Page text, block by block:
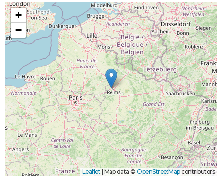
+
−
Leaflet Map data © OpenStreetMapcontributors